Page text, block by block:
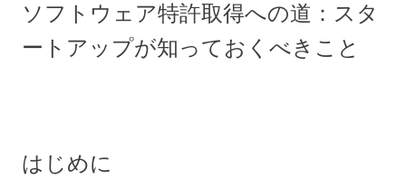
ソフトウェア特許取得への道：スタ
ートアップが知っておくべきこと
はじめに